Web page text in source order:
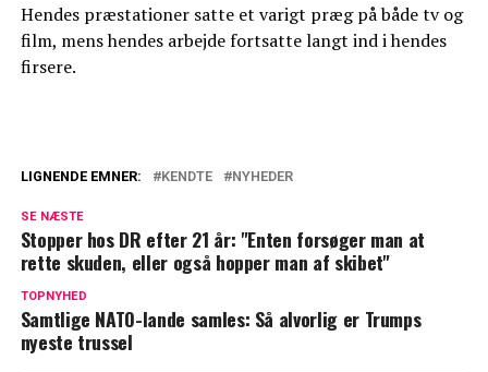
Hendes præstationer satte et varigt præg på både tv og
film, mens hendes arbejde fortsatte langt ind i hendes
firsere.
Knudsen givet op
Grev Nikolai klar på at træffe drastisk
LIGNENDE EMNER: KENDTE NYHEDER
SE NÆSTE
Stopper hos DR efter 21 år: "Enten forsøger man at
rette skuden, eller også hopper man af skibet"
TOPNYHED
Samtlige NATO-lande samles: Så alvorlig er Trumps
nyeste trussel